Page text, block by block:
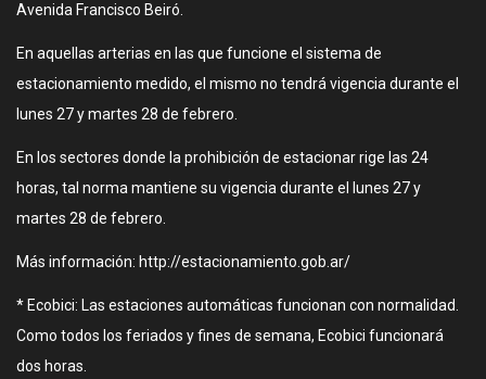
Avenida Francisco Beiró.
En aquellas arterias en las que funcione el sistema de
estacionamiento medido, el mismo no tendrá vigencia durante el
lunes 27 y martes 28 de febrero.
En los sectores donde la prohibición de estacionar rige las 24
horas, tal norma mantiene su vigencia durante el lunes 27 y
martes 28 de febrero.
Más información: http://estacionamiento.gob.ar/
* Ecobici: Las estaciones automáticas funcionan con normalidad.
Como todos los feriados y fines de semana, Ecobici funcionará
dos horas.